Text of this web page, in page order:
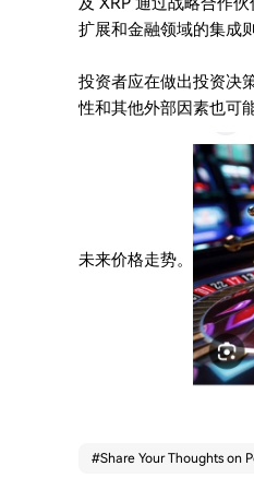
扩展和金融领域的集成
投资者应在做出投资决
性和其他外部因素也可
未来价格走势。
#Share Your Thoughts on